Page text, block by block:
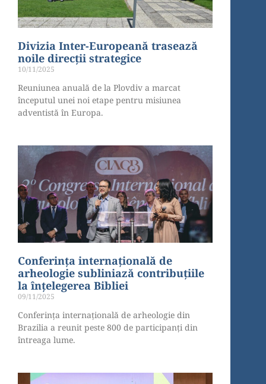
Divizia Inter-Europeană trasează
noile direcții strategice
10/11/2025
Reuniunea anuală de la Plovdiv a marcat
începutul unei noi etape pentru misiunea
adventistă în Europa.
Conferința internațională de
arheologie subliniază contribuțiile
la înțelegerea Bibliei
09/11/2025
Conferința internațională de arheologie din
Brazilia a reunit peste 800 de participanți din
întreaga lume.